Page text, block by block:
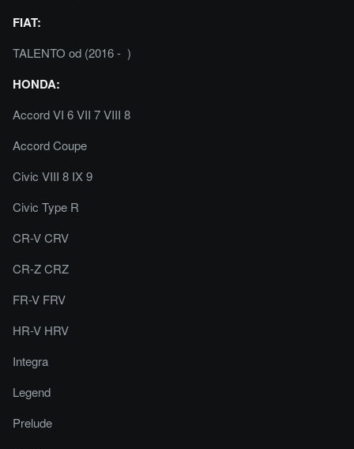
FIAT:
TALENTO od (2016 - )
HONDA:
Accord VI 6 VII 7 VIII 8
Accord Coupe
Civic VIII 8 IX 9
Civic Type R
CR-V CRV
CR-Z CRZ
FR-V FRV
HR-V HRV
Integra
Legend
Prelude